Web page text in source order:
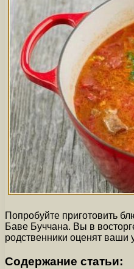
Попробуйте приготовить
Баве Буччана. Вы в
родственники оценят ваши
Содержание статьи: